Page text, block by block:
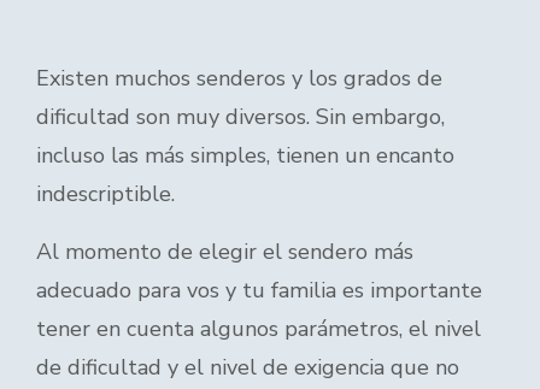
Existen muchos senderos y los grados de
dificultad son muy diversos. Sin embargo,
incluso las más simples, tienen un encanto
indescriptible.
Al momento de elegir el sendero más
adecuado para vos y tu familia es importante
tener en cuenta algunos parámetros, el nivel
de dificultad y el nivel de exigencia que no